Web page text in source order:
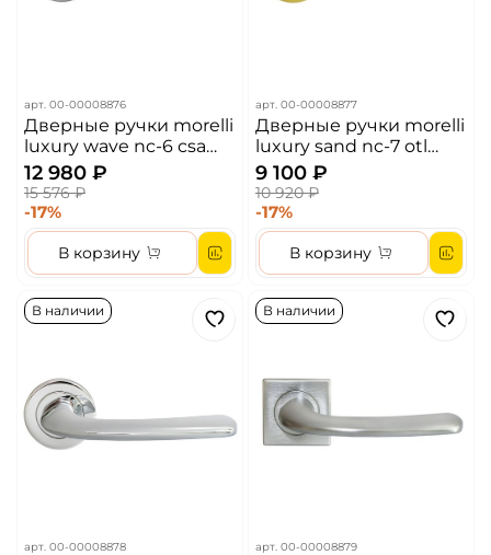
арт. 00-00008876
Дверные ручки morelli
luxury wave nc-6 csa
цвет - матовый хром
12 980 ₽
15 576 ₽
-17%
В корзину
арт. 00-00008877
Дверные ручки morelli
luxury sand nc-7 otl
цвет - золото
9 100 ₽
10 920 ₽
-17%
В корзину
В наличии
арт. 00-00008878
В наличии
арт. 00-00008879